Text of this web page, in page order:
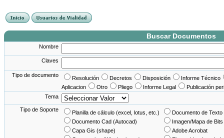
Buscar Documentos
Nombre
Claves
Tipo de documento Resolución Decretos Disposición
Informe Técnico
Aplicacion
Otro Pliego Informe Legal
Publicación
Tema
Tipo de Soporte Planilla de cálculo (excel, lotus, etc.)
Documento de
Documento Cad (Autocad)
Imagen/Mapa de Bits
Capa Gis (shape)
Adobe Acrobat